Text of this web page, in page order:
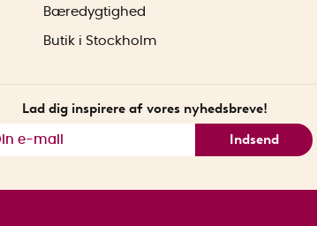
Bæredygtighed
Butik i Stockholm
Lad dig inspirere af vores nyhedsbreve!
Indsend